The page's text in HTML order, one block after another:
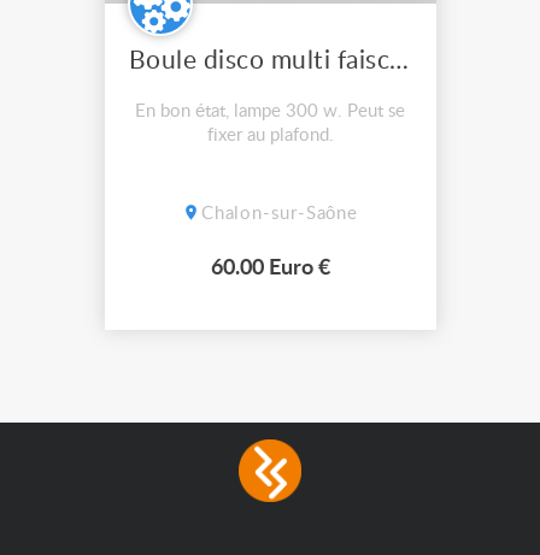
Boule disco multi faisceaux rotative Pollux Starway
En bon état, lampe 300 w. Peut se
fixer au plafond.
Chalon-sur-Saône
60.00 Euro €